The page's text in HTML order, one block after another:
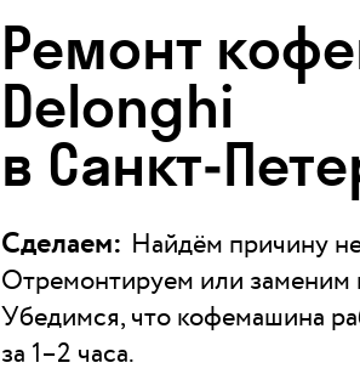
Ремонт
Delonghi
в
Сделаем: Найдём причину
Отремонтируем или заменим
Убедимся, что кофемашина
за 1–2 часа.